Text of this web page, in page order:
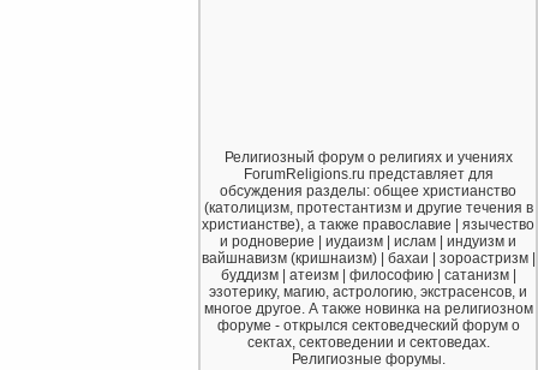
Религиозный форум о религиях и учениях
ForumReligions.ru представляет для
обсуждения разделы: общее христианство
(католицизм, протестантизм и другие течения в
христианстве), а также православие | язычество
и родноверие | иудаизм | ислам | индуизм и
вайшнавизм (кришнаизм) | бахаи | зороастризм |
буддизм | атеизм | философию | сатанизм |
эзотерику, магию, астрологию, экстрасенсов, и
многое другое. А также новинка на религиозном
форуме - открылся сектоведческий форум о
сектах, сектоведении и сектоведах.
Религиозные форумы.